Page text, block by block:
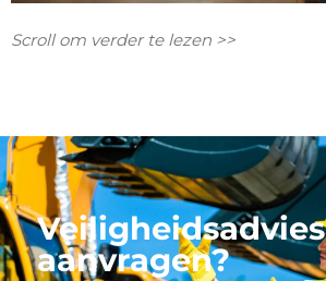
Scroll om verder te lezen >>
Veiligheidsadvies
aanvragen?